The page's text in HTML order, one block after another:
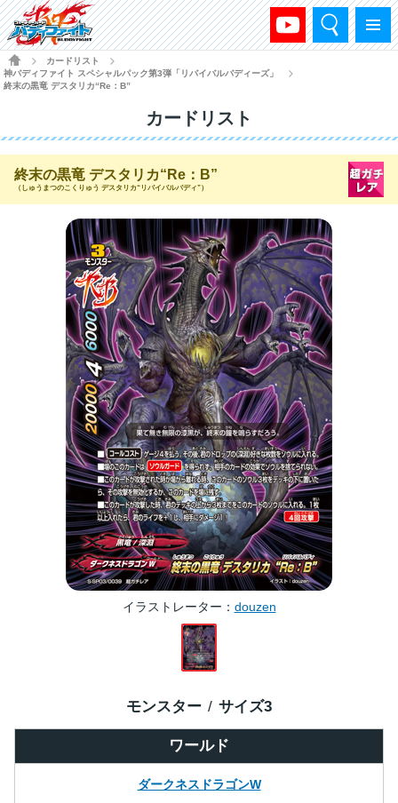
メニュー
検索
HOME
カードリスト
神バディファイト スペシャルパック第3弾「リバイバルバディーズ」
終末の黒竜 デスタリカ“Re：B”
カードリスト
終末の黒竜 デスタリカ“Re：B”
（しゅうまつのこくりゅう デスタリカ“リバイバルバディ”）
イラストレーター douzen
ワールド
ダークネスドラゴンW
モンスター サイズ3